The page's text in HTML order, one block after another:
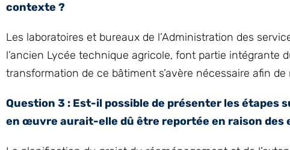
contexte ?
Les laboratoires et bureaux de l’Administration des
l’ancien Lycée technique agricole, font partie intégrante
transformation de ce bâtiment s’avère nécessaire afin
Question 3 : Est-il possible de présenter les étapes
en œuvre aurait-elle dû être reportée en raison des